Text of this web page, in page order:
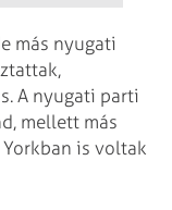
más nyugati
A nyugati parti
mellett más
is voltak